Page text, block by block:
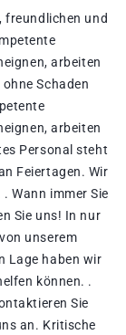
freundlichen und
arbeiten
Schaden
arbeiten
Personal steht
Feiertagen. Wir
Wann immer Sie
Sie uns! In nur
unserem
Lage haben wir
können. .
Sie
an. Kritische